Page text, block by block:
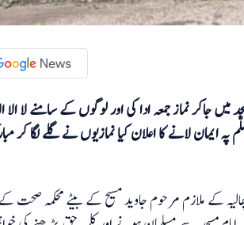
جاکر نماز جمعہ ادا کی اور لوگوں کے سامنے لا الا
پہ ایمان لانے کا اعلان کیا نمازیوں نے گلے لگا کر
تحصیل ہیڈکوارٹر ہسپتال پھالیہ کے ملازم مرحوم جاوید مسیح کے بیٹے محکمہ صحت